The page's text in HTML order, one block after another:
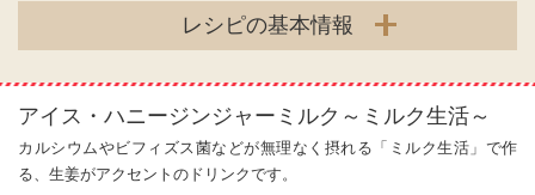
レシピの基本情報
アイス・ハニージンジャーミルク～ミルク生活～
カルシウムやビフィズス菌などが無理なく摂れる「ミルク生活」で作
る、生姜がアクセントのドリンクです。